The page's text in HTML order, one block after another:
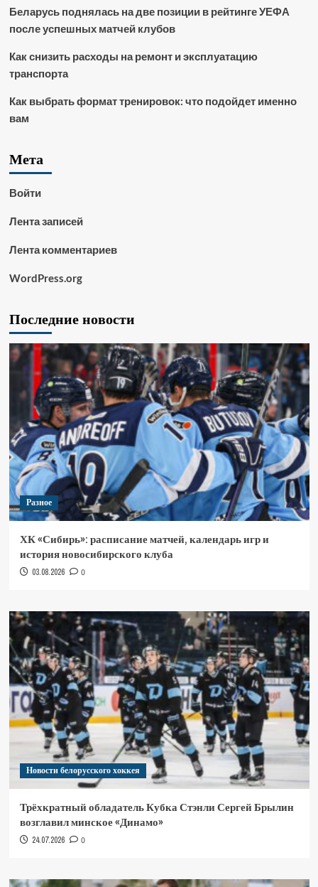
Беларусь поднялась на две позиции в рейтинге УЕФА
после успешных матчей клубов
Как снизить расходы на ремонт и эксплуатацию
транспорта
Как выбрать формат тренировок: что подойдет именно
вам
Мета
Войти
Лента записей
Лента комментариев
WordPress.org
Последние новости
Разное
ХК «Сибирь»: расписание матчей, календарь игр и
история новосибирского клуба
03.08.2026 0
Новости белорусского хоккея
Трёхкратный обладатель Кубка Стэнли Сергей Брылин
возглавил минское «Динамо»
24.07.2026 0